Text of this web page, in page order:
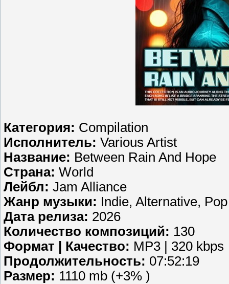
Категория: Compilation
Исполнитель: Various Artist
Название: Between Rain And Hope
Страна: World
Лейбл: Jam Alliance
Жанр музыки: Indie, Alternative,
Дата релиза: 2026
Количество композиций: 130
Формат | Качество: MP3 | 320 kbps
Продолжительность: 07:52:19
Размер: 1110 mb (+3% )